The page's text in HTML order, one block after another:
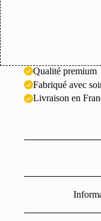
Qualité premium
Fabriqué avec
Livraison en